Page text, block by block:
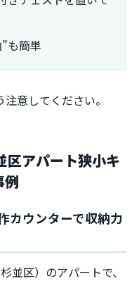
も簡単
意してください。
区アパート狭小キ
例
カウンターで収納力
並区）のアパートで、